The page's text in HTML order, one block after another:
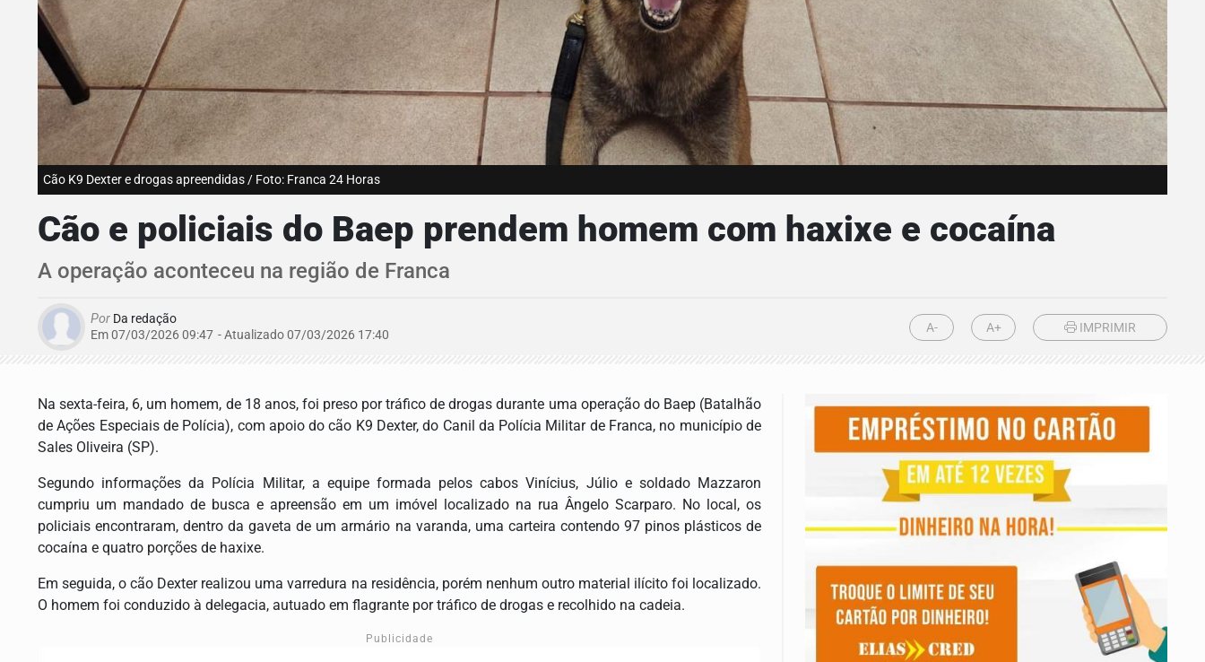
Cão K9 Dexter e drogas apreendidas / Foto: Franca 24 Horas
Cão e policiais do Baep prendem homem com haxixe e cocaína
A operação aconteceu na região de Franca
Por Da redação
Em 07/03/2026 09:47 - Atualizado07/03/2026 17:40 A- A+ IMPRIMIR
Na sexta-feira, 6, um homem, de 18 anos, foi preso por tráfico de drogas durante uma operação do Baep (Batalhão
de Ações Especiais de Polícia), com apoio do cão K9 Dexter, do Canil da Polícia Militar de Franca, no município de
Sales Oliveira (SP).
Segundo informações da Polícia Militar, a equipe formada pelos cabos Vinícius, Júlio e soldado Mazzaron
cumpriu um mandado de busca e apreensão em um imóvel localizado na rua Ângelo Scarparo. No local, os
policiais encontraram, dentro da gaveta de um armário na varanda, uma carteira contendo 97 pinos plásticos de
cocaína e quatro porções de haxixe.
Em seguida, o cão Dexter realizou uma varredura na residência, porém nenhum outro material ilícito foi localizado.
O homem foi conduzido à delegacia, autuado em flagrante por tráfico de drogas e recolhido na cadeia.
Publicidade